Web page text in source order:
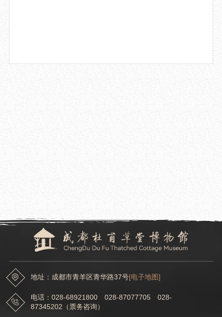
2024.08.27
成都杜甫草堂博物馆举办“草堂一课·草堂读唐诗”诗歌专题系列培训
成都杜甫草堂博物馆举办草堂书院读书会
地址：成都市青羊区青华路37号[电子地图]
电话：028-68921800 028-87077705 028-
87345202（票务咨询）